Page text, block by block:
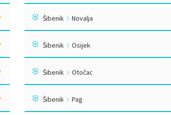
Šibenik Novalja
Šibenik Osijek
Šibenik Otočac
Šibenik Pag